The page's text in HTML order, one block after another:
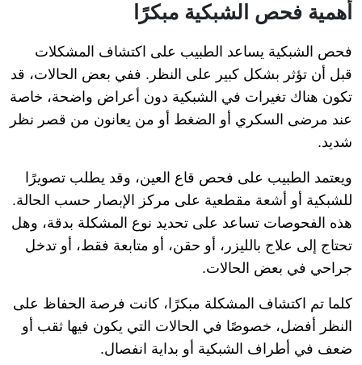
أهمية فحص الشبكية مبكرًا
فحص الشبكية يساعد الطبيب على اكتشاف المشكلات
قبل أن تؤثر بشكل كبير على النظر. ففي بعض الحالات، قد
تكون هناك تغيرات في الشبكية دون أعراض واضحة، خاصة
عند مرضى السكري أو الضغط أو من يعانون من قصر نظر
شديد.
ويعتمد الطبيب على فحص قاع العين، وقد يطلب تصويرًا
للشبكية أو أشعة مقطعية على مركز الإبصار حسب الحالة.
هذه الفحوصات تساعد على تحديد نوع المشكلة بدقة، وهل
تحتاج إلى علاج بالليزر، أو حقن، أو متابعة فقط، أو تدخل
جراحي في بعض الحالات.
كلما تم اكتشاف المشكلة مبكرًا، كانت فرصة الحفاظ على
النظر أفضل، خصوصًا في الحالات التي يكون فيها ثقب أو
ضعف في أطراف الشبكية أو بداية انفصال.